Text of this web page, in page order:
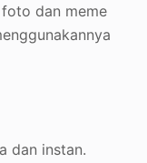
dan meme
dan instan.